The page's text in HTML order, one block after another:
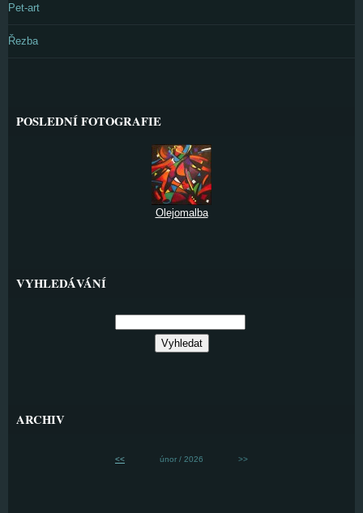
Pet-art
Řezba
POSLEDNÍ FOTOGRAFIE
Olejomalba
VYHLEDÁVÁNÍ
ARCHIV
<< únor / 2026 >>